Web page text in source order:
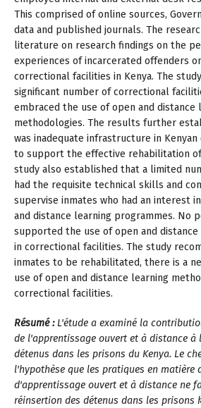
This comprised of online sources,
data and published journals. The
literature on research findings on the
experiences of incarcerated offenders
correctional facilities in Kenya. The
significant number of correctional
embraced the use of open and distance
methodologies. The results further
was inadequate infrastructure in
to support the effective rehabilitation
study also established that a limited
had the requisite technical skills and
supervise inmates who had an interest
and distance learning programmes. No
supported the use of open and
in correctional facilities. The study
inmates to be rehabilitated, there is a
use of open and distance learning
correctional facilities.
Résumé :L'étude a examiné la
de l'apprentissage ouvert et à distance à
détenus dans les prisons du Kenya. Le
l'hypothèse que les pratiques en matière
d'apprentissage ouvert et à distance ne
réinsertion des détenus dans les prisons